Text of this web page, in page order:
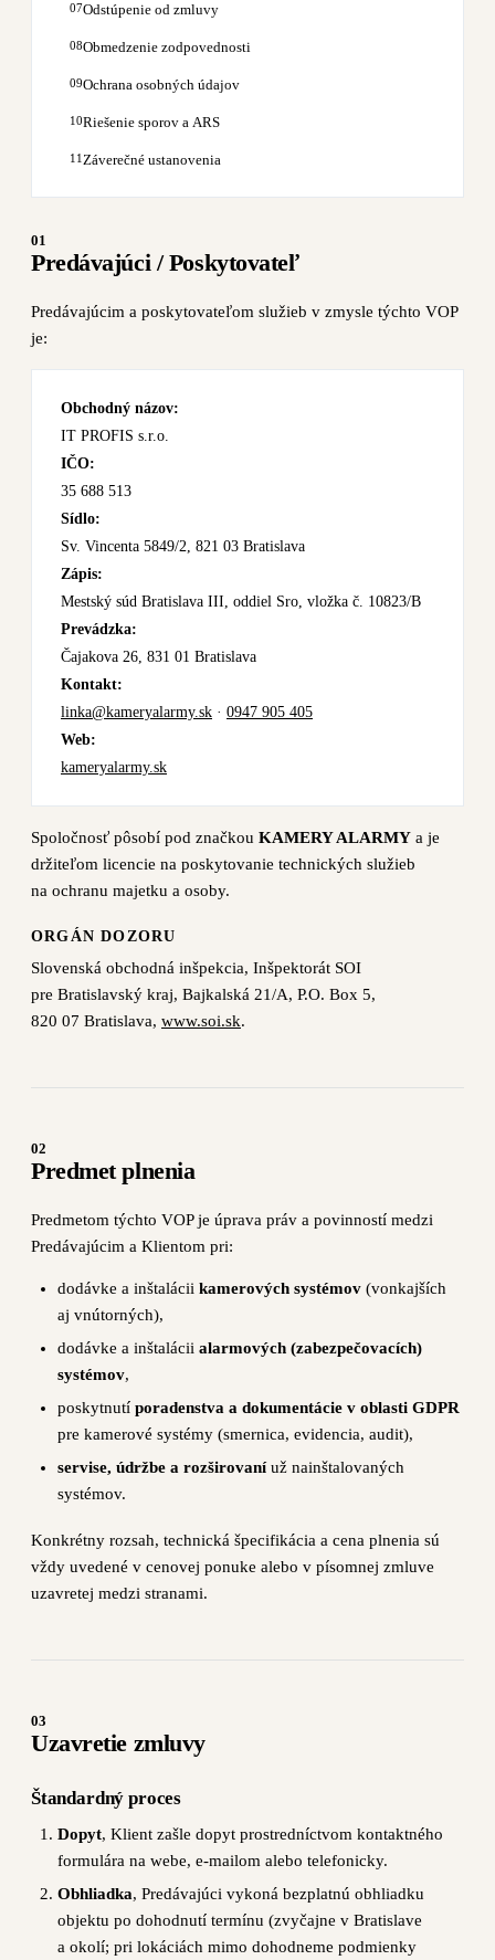
Odstúpenie od zmluvy
Obmedzenie zodpovednosti
Ochrana osobných údajov
Riešenie sporov a ARS
Záverečné ustanovenia
01
Predávajúci / Poskytovateľ
Predávajúcim a poskytovateľom služieb v zmysle týchto VOP
je:
Obchodný názov:
IT PROFIS s.r.o.
IČO:
35 688 513
Sídlo:
Sv. Vincenta 5849/2, 821 03 Bratislava
Zápis:
Mestský súd Bratislava III, oddiel Sro, vložka č. 10823/B
Prevádzka:
Čajakova 26, 831 01 Bratislava
Kontakt:
linka@kameryalarmy.sk · 0947 905 405
Web:
kameryalarmy.sk
Spoločnosť pôsobí pod značkou KAMERY ALARMY a je
držiteľom licencie na poskytovanie technických služieb
na ochranu majetku a osoby.
ORGÁN DOZORU
Slovenská obchodná inšpekcia, Inšpektorát SOI
pre Bratislavský kraj, Bajkalská 21/A, P.O. Box 5,
820 07 Bratislava, www.soi.sk.
02
Predmet plnenia
Predmetom týchto VOP je úprava práv a povinností medzi
Predávajúcim a Klientom pri:
dodávke a inštalácii kamerových systémov (vonkajších
aj vnútorných),
dodávke a inštalácii alarmových (zabezpečovacích)
systémov,
poskytnutí poradenstva a dokumentácie v oblasti GDPR
pre kamerové systémy (smernica, evidencia, audit),
servise, údržbe a rozširovaníuž nainštalovaných
systémov.
Konkrétny rozsah, technická špecifikácia a cena plnenia sú
vždy uvedené v cenovej ponuke alebo v písomnej zmluve
uzavretej medzi stranami.
03
Uzavretie zmluvy
Štandardný proces
Dopyt, Klient zašle dopyt prostredníctvom kontaktného
formulára na webe, e-mailom alebo telefonicky.
Obhliadka, Predávajúci vykoná bezplatnú obhliadku
objektu po dohodnutí termínu (zvyčajne v Bratislave
a okolí; pri lokáciách mimo dohodneme podmienky